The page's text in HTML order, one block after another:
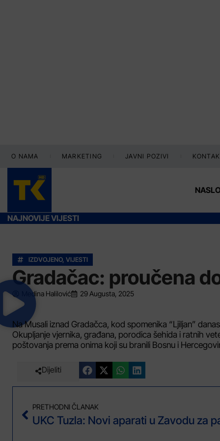
O NAMA MARKETING JAVNI POZIVI
NAJNOVIJE VIJESTI
IZDVOJENO, VIJESTI
Gradačac: proučena
Medina Halilović 29 Augusta, 2025
Na Musali iznad Gradačca, kod spomenika “Ljiljan”
Okupljanje vjernika, građana, porodica šehida i ratnih
poštovanja prema onima koji su branili Bosnu i
Dijeliti
PRETHODNI ČLANAK